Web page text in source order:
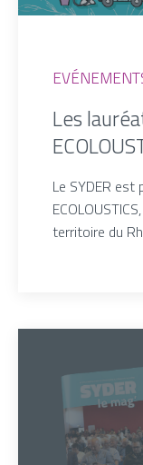
Les
Le SYDER
territoire du